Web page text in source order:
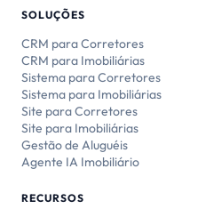
SOLUÇÕES
CRM para Corretores
CRM para Imobiliárias
Sistema para Corretores
Sistema para Imobiliárias
Site para Corretores
Site para Imobiliárias
Gestão de Aluguéis
Agente IA Imobiliário
RECURSOS